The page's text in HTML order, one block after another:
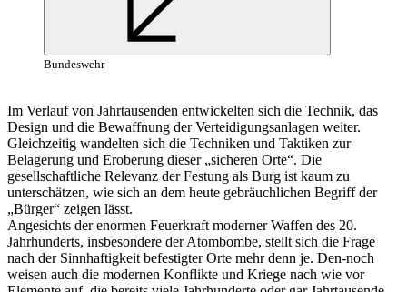
Bundeswehr
Im Verlauf von Jahrtausenden entwickelten sich die Technik, das
Design und die Bewaffnung der Verteidigungsanlagen weiter.
Gleichzeitig wandelten sich die Techniken und Taktiken zur
Belagerung und Eroberung dieser „sicheren Orte“. Die
gesellschaftliche Relevanz der Festung als Burg ist kaum zu
unterschätzen, wie sich an dem heute gebräuchlichen Begriff der
„Bürger“ zeigen lässt.
Angesichts der enormen Feuerkraft moderner Waffen des 20.
Jahrhunderts, insbesondere der Atombombe, stellt sich die Frage
nach der Sinnhaftigkeit befestigter Orte mehr denn je. Den-noch
weisen auch die modernen Konflikte und Kriege nach wie vor